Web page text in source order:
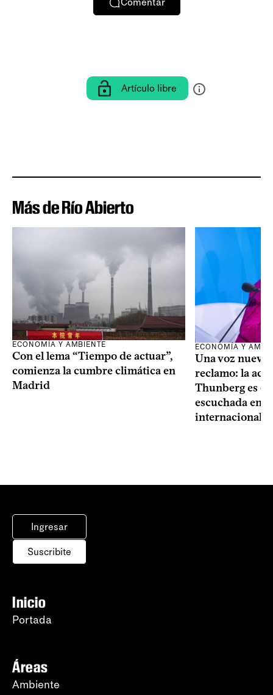
Artículo libre
Más de Río Abierto
ECONOMÍA Y AMBIENTE
Con el lema “Tiempo de actuar”,
comienza la cumbre climática en
Madrid
ECONOMÍA Y
Una voz nueva
reclamo: la
Thunberg es
escuchada en
Ingresar
Suscribite
Inicio
Portada
Áreas
Ambiente